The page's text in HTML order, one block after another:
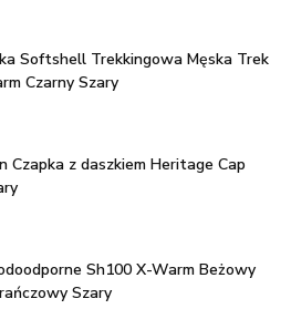
Softshell Trekkingowa Męska Trek
Czarny Szary
Czapka z daszkiem Heritage Cap
Sh100 X-Warm Beżowy
Szary